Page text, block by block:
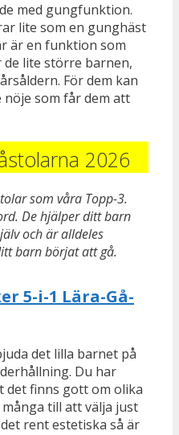
med gungfunktion.
lite som en gunghäst
är en funktion som
lite större barnen,
För dem kan
som får dem att
2026
som våra Topp-3.
De hjälper ditt barn
och är alldeles
barn börjat att gå.
5-i-1 Lära-Gå-
det lilla barnet på
Du har
det finns gott om olika
till att välja just
rent estetiska så är